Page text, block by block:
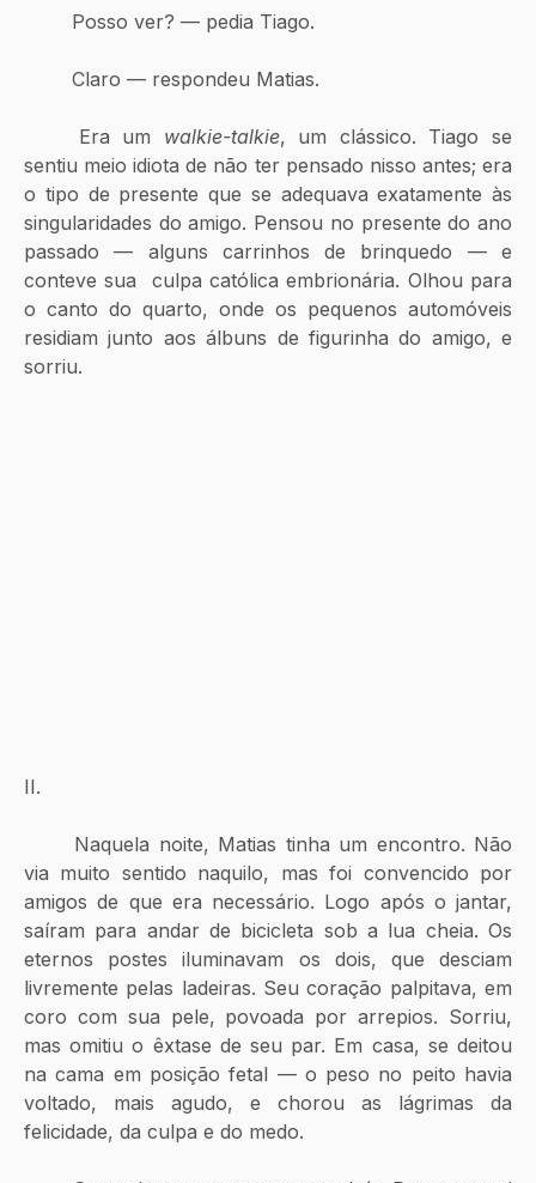
	Posso ver? — pedia Tiago.
	Claro — respondeu Matias.
	Era um
walkie-talkie, um clássico. Tiago se
sentiu meio idiota de não ter pensado nisso antes; era
o tipo de presente que se adequava exatamente às
singularidades do amigo. Pensou no presente do ano
passado — alguns carrinhos de brinquedo — e
conteve sua  culpa católica embrionária. Olhou para
o canto do quarto, onde os pequenos automóveis
residiam junto aos álbuns de figurinha do amigo, e
sorriu.
II.
via muito sentido naquilo, mas foi convencido por
amigos de que era necessário. Logo após o jantar,
saíram para andar de bicicleta sob a lua cheia. Os
eternos postes iluminavam os dois, que desciam
livremente pelas ladeiras. Seu coração palpitava, em
coro com sua pele, povoada por arrepios. Sorriu,
mas omitiu o êxtase de seu par. Em casa, se deitou
na cama em posição fetal — o peso no peito havia
voltado, mais agudo, e chorou as lágrimas da
felicidade, da culpa e do medo.